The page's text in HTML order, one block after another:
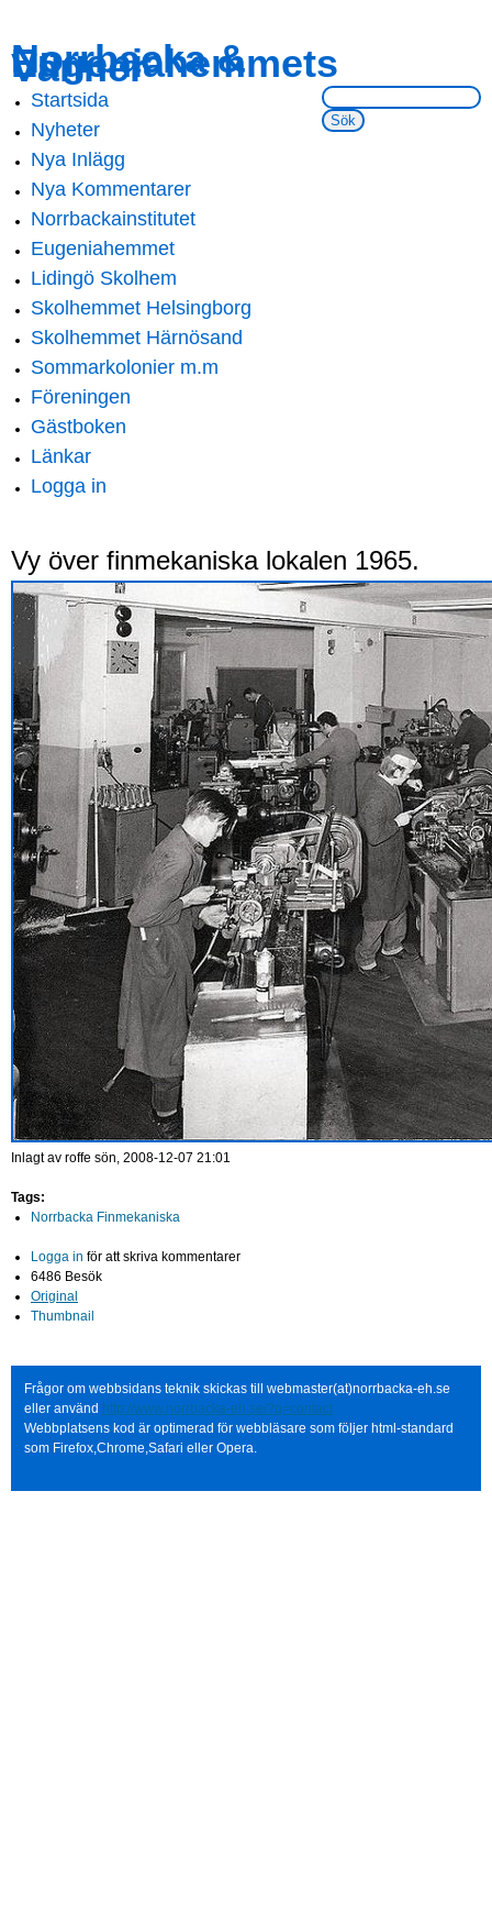
main
content
navigation
Norrbacka &
Eugeniahemmets
Vänner
Sök på webbsidan:
Main menu
Startsida
Nyheter
Nya Inlägg
Nya Kommentarer
Norrbackainstitutet
Eugeniahemmet
Lidingö Skolhem
Skolhemmet Helsingborg
Skolhemmet Härnösand
Sommarkolonier m.m
Föreningen
Gästboken
Länkar
Logga in
Vy över finmekaniska lokalen 1965.
Inlagt av roffe sön, 2008-12-07 21:01
Tags:
Norrbacka Finmekaniska
Logga in för att skriva kommentarer
6486 Besök
Original
Thumbnail
Frågor om webbsidans teknik skickas till webmaster(at)norrbacka-eh.se
eller använd http://www.norrbacka-eh.se/?q=contact
Webbplatsens kod är optimerad för webbläsare som följer html-standard
som Firefox,Chrome,Safari eller Opera.